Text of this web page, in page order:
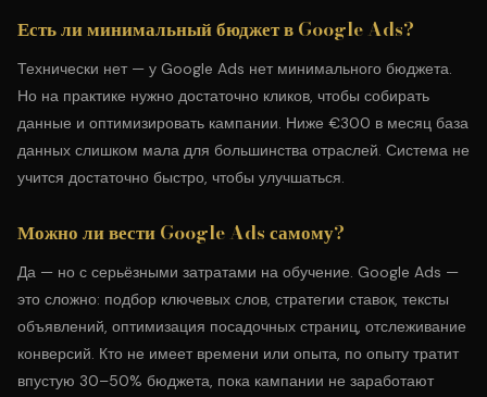
Есть ли минимальный бюджет в Google Ads?
Технически нет — у Google Ads нет минимального бюджета.
Но на практике нужно достаточно кликов, чтобы собирать
данные и оптимизировать кампании. Ниже €300 в месяц база
данных слишком мала для большинства отраслей. Система не
учится достаточно быстро, чтобы улучшаться.
Можно ли вести Google Ads самому?
Да — но с серьёзными затратами на обучение. Google Ads —
это сложно: подбор ключевых слов, стратегии ставок, тексты
объявлений, оптимизация посадочных страниц, отслеживание
конверсий. Кто не имеет времени или опыта, по опыту тратит
впустую 30–50% бюджета, пока кампании не заработают